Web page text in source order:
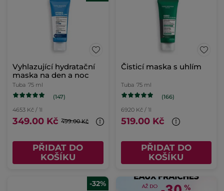
Vyhlazující hydratační
maska na den a noc
Tuba 75 ml
(147)
4653 Kč / 1l
349.00 Kč 499.00 Kč
PŘIDAT DO
KOŠÍKU
Čisticí maska s uhlím
Tuba 75 ml
(166)
6920 Kč / 1l
519.00 Kč
PŘIDAT DO
KOŠÍKU
-32%